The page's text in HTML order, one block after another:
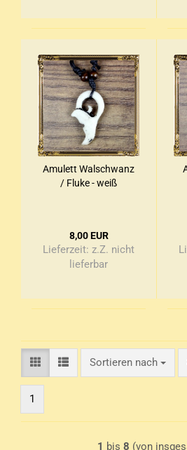
Amu­lett Wal­schwanz
/ Fluke - weiß
8,00 EUR
Lieferzeit: z.Z. nicht
lieferbar
Sortieren nach
Sortieren nach
1
1 bis 8 (von